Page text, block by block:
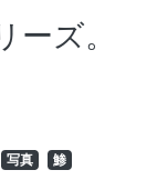
ズ。
写真 鯵